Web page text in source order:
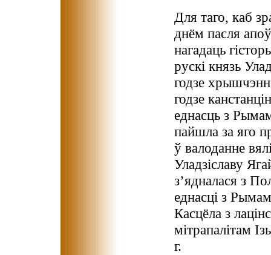
Для таго, каб
днём пасля
нагадаць
рускі князь
годзе
годзе
еднасць з
пайшла за яго
ў валоданне
Уладзіславу
з’ядналася з
еднасці з
Касцёла з
мітрапалітам
г.